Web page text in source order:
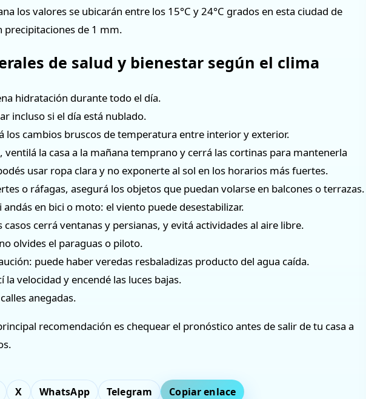
los valores se ubicarán entre los 15°C y 24°C grados en esta ciudad de
precipitaciones de 1 mm.
de salud y bienestar según el clima
hidratación durante todo el día.
incluso si el día está nublado.
los cambios bruscos de temperatura entre interior y exterior.
ventilá la casa a la mañana temprano y cerrá las cortinas para mantenerla
usar ropa clara y no exponerte al sol en los horarios más fuertes.
o ráfagas, asegurá los objetos que puedan volarse en balcones o terrazas.
andás en bici o moto: el viento puede desestabilizar.
casos cerrá ventanas y persianas, y evitá actividades al aire libre.
olvides el paraguas o piloto.
puede haber veredas resbaladizas producto del agua caída.
la velocidad y encendé las luces bajas.
anegadas.
recomendación es chequear el pronóstico antes de salir de tu casa a
X WhatsApp Telegram Copiar enlace